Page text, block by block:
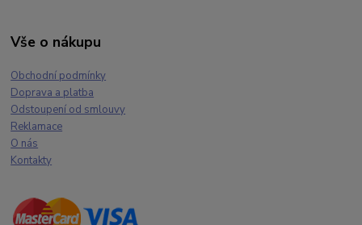
Vše o nákupu
Obchodní podmínky
Doprava a platba
Odstoupení od smlouvy
Reklamace
O nás
Kontakty